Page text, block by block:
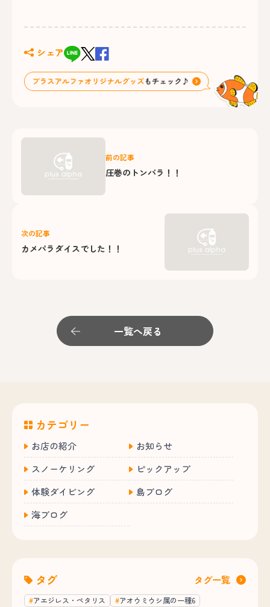
シェア
前の記事
圧巻のトンバラ！！
次の記事
カメパラダイスでした！！
一覧へ戻る
カテゴリー
お店の紹介
お知らせ
スノーケリング
ピックアップ
体験ダイビング
島ブログ
海ブログ
タグ タグ一覧
アエジレス・ペタリス
アオウミウシ属の一種6